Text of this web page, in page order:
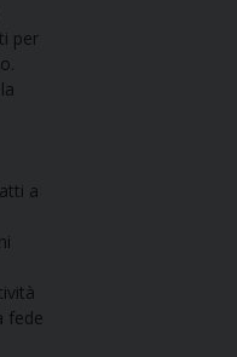
per
a
fede